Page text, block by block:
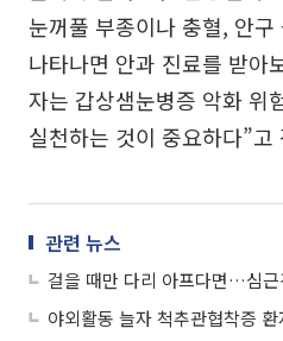
눈꺼풀 부종이나 충혈, 안
나타나면 안과 진료를 받아
자는 갑상샘눈병증 악화 위
실천하는 것이 중요하다”고
관련 뉴스
걸을 때만 다리 아프다면…심근